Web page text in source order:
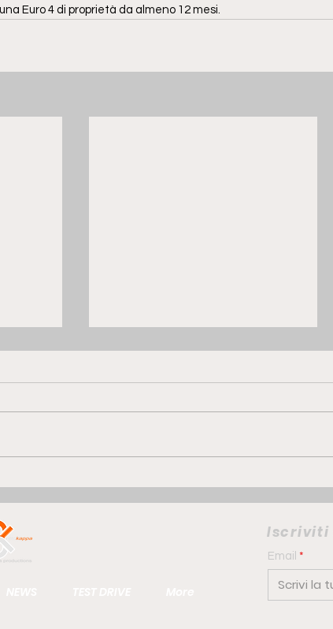
Euro 4 di proprietà da almeno 12 mesi.
GWM ORA 5 Hybrid | la
compatta che punta su
Iscriviti
Email